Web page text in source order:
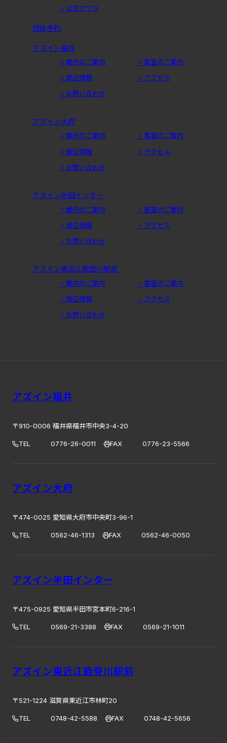
公式アプリ
団体予約
アズイン福井
館内のご案内
客室のご案内
周辺情報
アクセス
お問い合わせ
アズイン大府
館内のご案内
客室のご案内
周辺情報
アクセス
お問い合わせ
アズイン半田インター
館内のご案内
客室のご案内
周辺情報
アクセス
お問い合わせ
アズイン東近江能登川駅前
館内のご案内
客室のご案内
周辺情報
アクセス
お問い合わせ
アズイン福井
〒910-0006 福井県福井市中央3-4-20
TEL 0776-26-0011 FAX 0776-23-5566
アズイン大府
〒474-0025 愛知県大府市中央町3-96-1
TEL 0562-46-1313 FAX 0562-46-0050
アズイン半田インター
〒475-0925 愛知県半田市宮本町6-216-1
TEL 0569-21-3388 FAX 0569-21-1011
アズイン東近江能登川駅前
〒521-1224 滋賀県東近江市林町20
TEL 0748-42-5588 FAX 0748-42-5656